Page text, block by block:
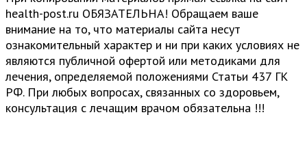
health-post.ru ОБЯЗАТЕЛЬНА! Обращаем ваше
внимание на то, что материалы сайта несут
ознакомительный характер и ни при каких условиях не
являются публичной офертой или методиками для
лечения, определяемой положениями Статьи 437 ГК
РФ. При любых вопросах, связанных со здоровьем,
консультация с лечащим врачом обязательна !!!